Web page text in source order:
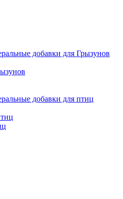
добавки для Грызунов
добавки для птиц